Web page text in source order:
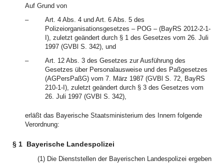
Auf Grund von
–
Art. 4 Abs. 4 und Art. 6 Abs. 5 des
Polizeiorganisationsgesetzes – POG – (BayRS 2012-2-1-
I), zuletzt geändert durch § 1 des Gesetzes vom 26. Juli
1997 (GVBl S. 342), und
–
Art. 12 Abs. 3 des Gesetzes zur Ausführung des
Gesetzes über Personalausweise und des Paßgesetzes
(AGPersPaßG) vom 7. März 1987 (GVBl S. 72, BayRS
210-1-I), zuletzt geändert durch § 3 des Gesetzes vom
26. Juli 1997 (GVBl S. 342),
erläßt das Bayerische Staatsministerium des Innern folgende
Verordnung:
§ 1 Bayerische Landespolizei
(1) Die Dienststellen der Bayerischen Landespolizei ergeben